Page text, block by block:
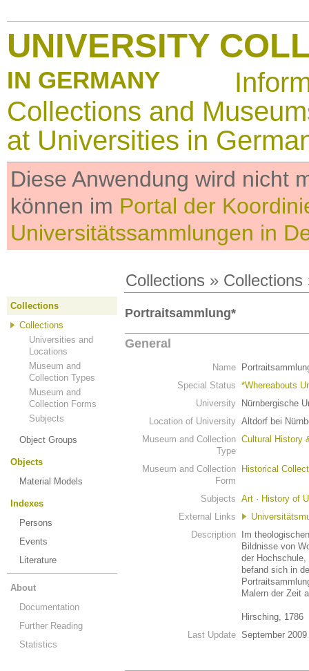
UNIVERSITY
IN GERMANY
Collections and
at Universities in
Diese Anwendung wird nicht
können im Portal der
Universitätssammlungen in
Collections » Collections
Collections
Collections
Universities and
Locations
Museum and
Collection Types
Museum and
Collection Forms
Subjects
Object Groups
Objects
Material Models
Indexes
Persons
Events
Literature
About
Documentation
Further Reading
Statistics
Portraitsammlung*
General
Name
Special Status *Whereabouts
University
Nürnbergische
Location of University Altdorf bei
Museum and Collection
Type
Cultural History
Museum and Collection
Form
Historical
Subjects Art · History of
External Links
Description
Im
Bildnisse von
der
befand sich in
Malern der Zeit
Hirsching, 1786
Last Update September 2009